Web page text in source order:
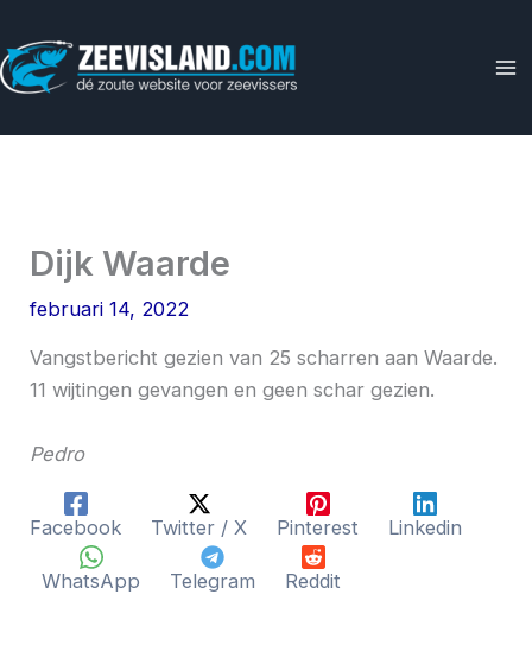
naar
de
Dijk Waarde
februari 14, 2022
Vangstbericht gezien van 25 scharren aan Waarde.
11 wijtingen gevangen en geen schar gezien.
Pedro
Facebook Twitter / X Pinterest Linkedin
WhatsApp Telegram Reddit